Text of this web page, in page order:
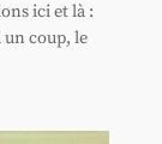
ici et là :
un coup, le